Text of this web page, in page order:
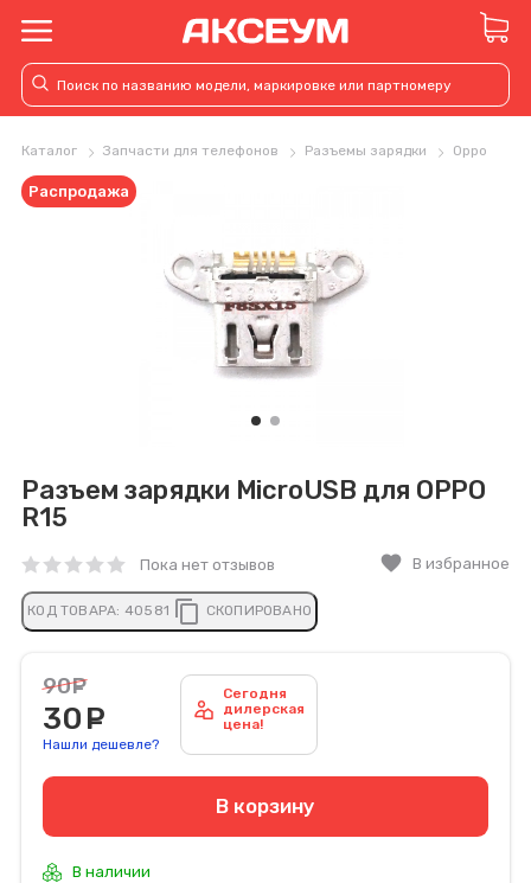
Каталог Запчасти для телефонов Разъемы зарядки Oppo
Разъем зарядки MicroUSB для OPPO
R15
Пока нет отзывов favorite В избранное
КОД ТОВАРА: 40581 content_copy СКОПИРОВАНО
Распродажа
90 руб.
30 руб.
Нашли дешевле?
Сегодня
дилерская
цена!
В корзину
В наличии